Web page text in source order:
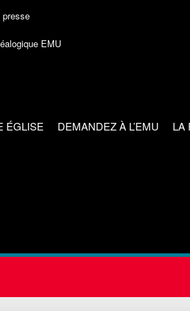
presse
EMU
ÉGLISE DEMANDEZ À L’EMU LA